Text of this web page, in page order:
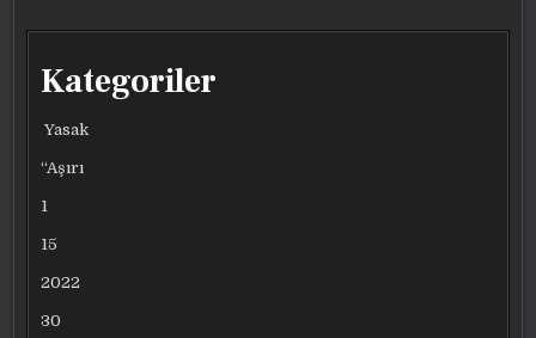
Kategoriler
Yasak
“Aşırı
1
15
2022
30